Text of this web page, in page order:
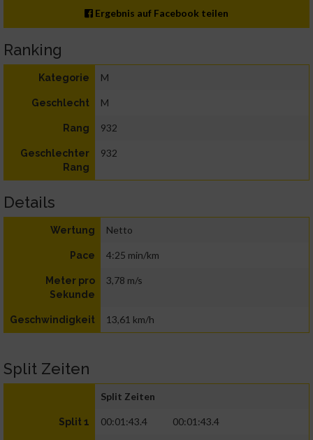
Ergebnis auf Facebook teilen
Ranking
Kategorie M
Geschlecht M
Rang 932
Geschlechter
Rang
932
Details
Wertung Netto
Pace 4:25 min/km
Meter pro
Sekunde
3,78 m/s
Geschwindigkeit 13,61 km/h
Split Zeiten
Split Zeiten
Split 1 00:01:43.4 00:01:43.4